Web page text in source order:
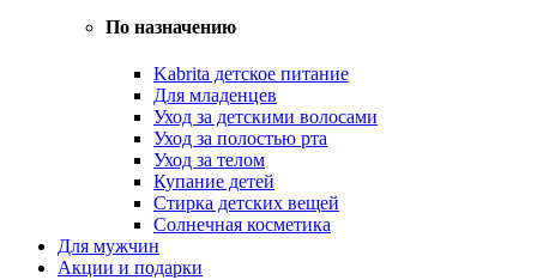
По назначению
Kabrita детское питание
Для младенцев
Уход за детскими волосами
Уход за полостью рта
Уход за телом
Купание детей
Стирка детских вещей
Солнечная косметика
Для мужчин
Акции и подарки